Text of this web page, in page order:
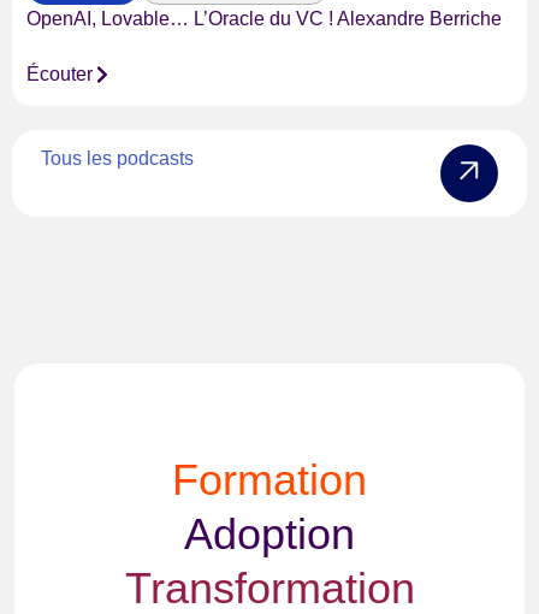
OpenAI, Lovable… L’Oracle du VC ! Alexandre Berriche
Écouter
Tous les podcasts
Formation
Adoption
Transformation